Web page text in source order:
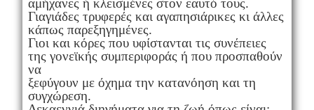
Γιαγιάδες τρυφερές και αγαπησιάρικες κι άλλες
κάπως παρεξηγημένες.
Γιοι και κόρες που υφίστανται τις συνέπειες
της γονεϊκής συμπεριφοράς ή που προσπαθούν
να
ξεφύγουν με όχημα την κατανόηση και τη
συγχώρεση.